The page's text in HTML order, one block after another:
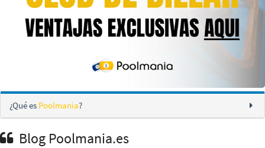
¿Qué es Poolmania?
Blog Poolmania.es